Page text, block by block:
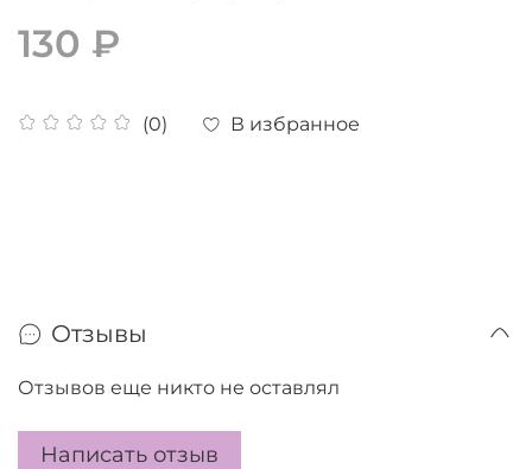
(0) В избранное
130 ₽
Отзывы
Отзывов еще никто не оставлял
Написать отзыв